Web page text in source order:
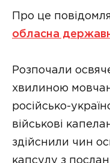
Про це
обласна
Розпочали
хвилиною
російсько-
військові
здійснили чин
капсулу з